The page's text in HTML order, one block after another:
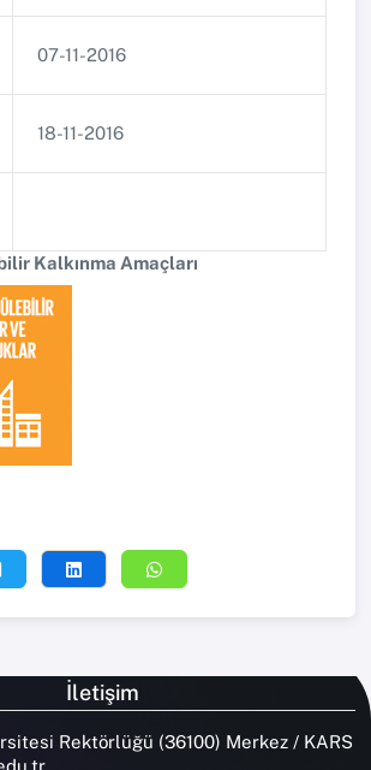
07-11-2016
18-11-2016
Kalkınma Amaçları
İletişim
Rektörlüğü (36100) Merkez / KARS